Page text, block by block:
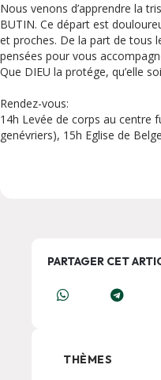
Nous venons d’apprendre la
BUTIN. Ce départ est
et proches. De la part de tous
pensées pour vous
Que DIEU la protége, qu’elle
Rendez-vous:
14h Levée de corps au centre
genévriers), 15h Eglise de
PARTAGER CET
THÈMES